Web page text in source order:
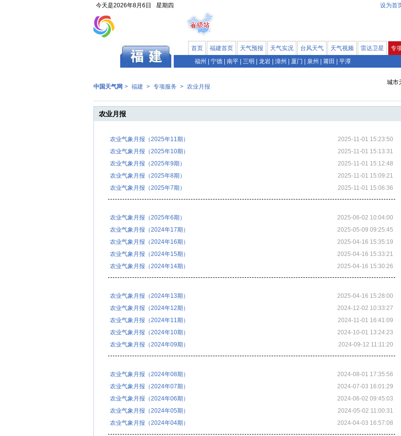
今天是2026年8月6日 星期四 设为首
首页 福建首页 天气预报 天气实况 台风天气 天气视频 雷达卫星 专
福州
宁德 南平 三明 龙岩 漳州 厦门 泉州 莆田 平潭
中国天气网 > 福建 > 专项服务 > 农业月报
城市
农业月报
农业气象月报（2025年11期）
2025-11-01 15:23:50
农业气象月报（2025年10期）
2025-11-01 15:13:31
农业气象月报（2025年9期）
2025-11-01 15:12:48
农业气象月报（2025年8期）
2025-11-01 15:09:21
农业气象月报（2025年7期）
2025-11-01 15:06:36
农业气象月报（2025年6期）
2025-06-02 10:04:00
农业气象月报（2024年17期）
2025-05-09 09:25:45
农业气象月报（2024年16期）
2025-04-16 15:35:19
农业气象月报（2024年15期）
2025-04-16 15:33:21
农业气象月报（2024年14期）
2025-04-16 15:30:26
农业气象月报（2024年13期）
2025-04-16 15:28:00
农业气象月报（2024年12期）
2024-12-02 10:33:27
农业气象月报（2024年11期）
2024-11-01 16:41:09
农业气象月报（2024年10期）
2024-10-01 13:24:23
农业气象月报（2024年09期）
2024-09-12 11:11:20
农业气象月报（2024年08期）
2024-08-01 17:35:56
农业气象月报（2024年07期）
2024-07-03 16:01:29
农业气象月报（2024年06期）
2024-06-02 09:45:03
农业气象月报（2024年05期）
2024-05-02 11:00:31
农业气象月报（2024年04期）
2024-04-03 16:57:08